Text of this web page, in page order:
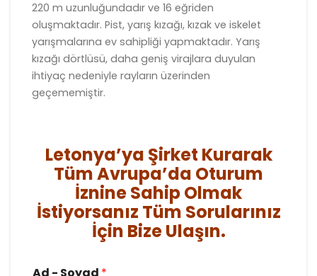
220 m uzunluğundadır ve 16 eğriden
oluşmaktadır. Pist, yarış kızağı, kızak ve iskelet
yarışmalarına ev sahipliği yapmaktadır. Yarış
kızağı dörtlüsü, daha geniş virajlara duyulan
ihtiyaç nedeniyle rayların üzerinden
geçememiştir.
Letonya’ya Şirket Kurarak
Tüm Avrupa’da Oturum
İznine Sahip Olmak
İstiyorsanız Tüm Sorularınız
İçin Bize Ulaşın.